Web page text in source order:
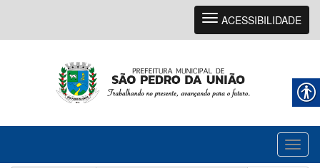
Navegação
ACESSIBILIDADE